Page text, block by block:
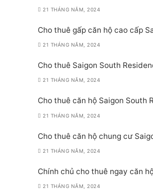
21 THÁNG NĂM, 2024
Cho thuê gấp căn hộ cao cấp
21 THÁNG NĂM, 2024
Cho thuê Saigon South
21 THÁNG NĂM, 2024
Cho thuê căn hộ Saigon South
21 THÁNG NĂM, 2024
Cho thuê căn hộ chung cư
21 THÁNG NĂM, 2024
Chính chủ cho thuê ngay căn
21 THÁNG NĂM, 2024